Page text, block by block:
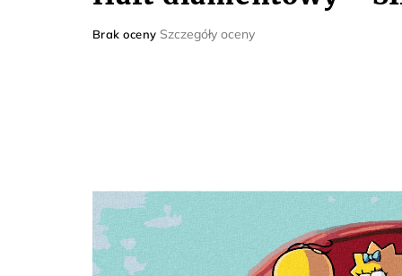
Średnia
Brak oceny Szczegóły oceny